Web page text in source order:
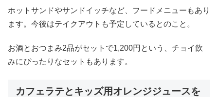
ホットサンドやサンドイッチなど、フードメニューもあり
ます。今後はテイクアウトも予定しているとのこと。
お酒とおつまみ2品がセットで1,200円という、チョイ飲
みにぴったりなセットもあります。
カフェラテとキッズ用オレンジジュースを